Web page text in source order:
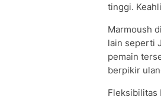
tinggi.
Marmoush
lain seperti
pemain
berpikir
Fleksibilitas